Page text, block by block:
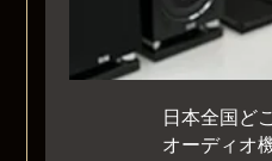
日本全国ど
オーディオ